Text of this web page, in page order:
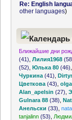
Re: English
other languages)
Ближайшие дни
(41) ,Лилия1968
(52) ,Юлька 80 (46)
Чуркина (41) ,
Цветкова (43) ,
Alan_apelsin (27) ,
Gulnara 88 (38) ,
Анельски (33) ,
tanjalinn (53)